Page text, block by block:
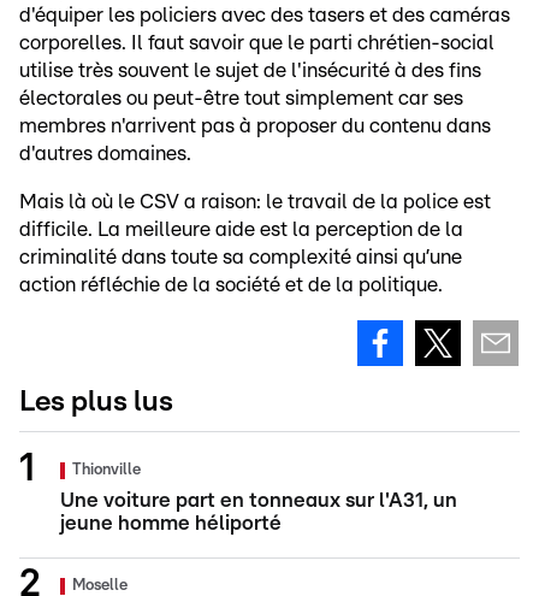
d'équiper les policiers avec des tasers et des caméras
corporelles. Il faut savoir que le parti chrétien-social
utilise très souvent le sujet de l'insécurité à des fins
électorales ou peut-être tout simplement car ses
membres n'arrivent pas à proposer du contenu dans
d'autres domaines.
Mais là où le CSV a raison: le travail de la police est
difficile. La meilleure aide est la perception de la
criminalité dans toute sa complexité ainsi qu’une
action réfléchie de la société et de la politique.
Les plus lus
Thionville
Une voiture part en tonneaux sur l'A31, un
jeune homme héliporté
Moselle